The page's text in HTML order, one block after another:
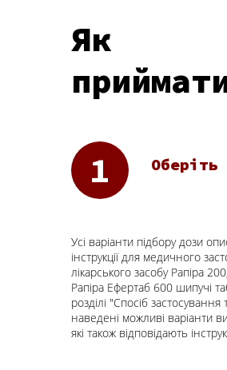
Як
Оберіть
Усі варіанти підбору дози
інструкції для медичного
лікарського засобу Рапіра
Рапіра Ефертаб 600 шипучі
розділі "Спосіб застосування
наведені можливі варіанти
які також відповідають